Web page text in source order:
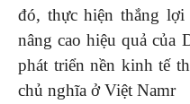
đó, thực hiện thắng
nâng cao hiệu quả của
phát triển nền kinh tế
chủ nghĩa ở Việt Namr